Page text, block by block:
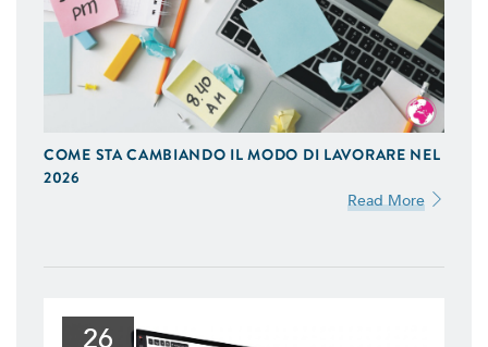
COME STA CAMBIANDO IL MODO DI LAVORARE NEL
2026
Read More